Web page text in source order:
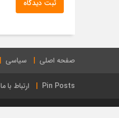
ثبت دیدگاه
صفحه اصلی سیاسی
Pin Posts ارتباط با ما